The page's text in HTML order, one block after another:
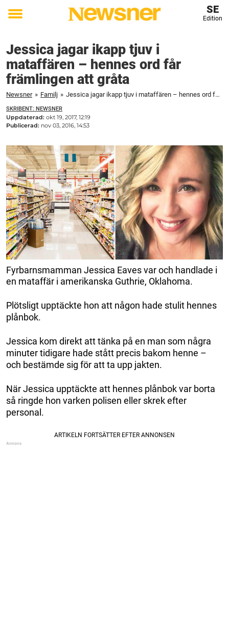
Toggle
SE
Edition
Jessica jagar ikapp tjuv i
mataffären – hennes ord får
främlingen att gråta
Newsner » Familj » Jessica jagar ikapp tjuv i mataffären – hennes ord får främlingen att gråta
SKRIBENT: NEWSNER
Uppdaterad: okt 19, 2017, 12:19
Publicerad: nov 03, 2016, 14:53
Fyrbarnsmamman Jessica Eaves var och handlade i
en mataffär i amerikanska Guthrie, Oklahoma.
Plötsligt upptäckte hon att någon hade stulit hennes
plånbok.
Jessica kom direkt att tänka på en man som några
minuter tidigare hade stått precis bakom henne –
och bestämde sig för att ta upp jakten.
När Jessica upptäckte att hennes plånbok var borta
så ringde hon varken polisen eller skrek efter
personal.